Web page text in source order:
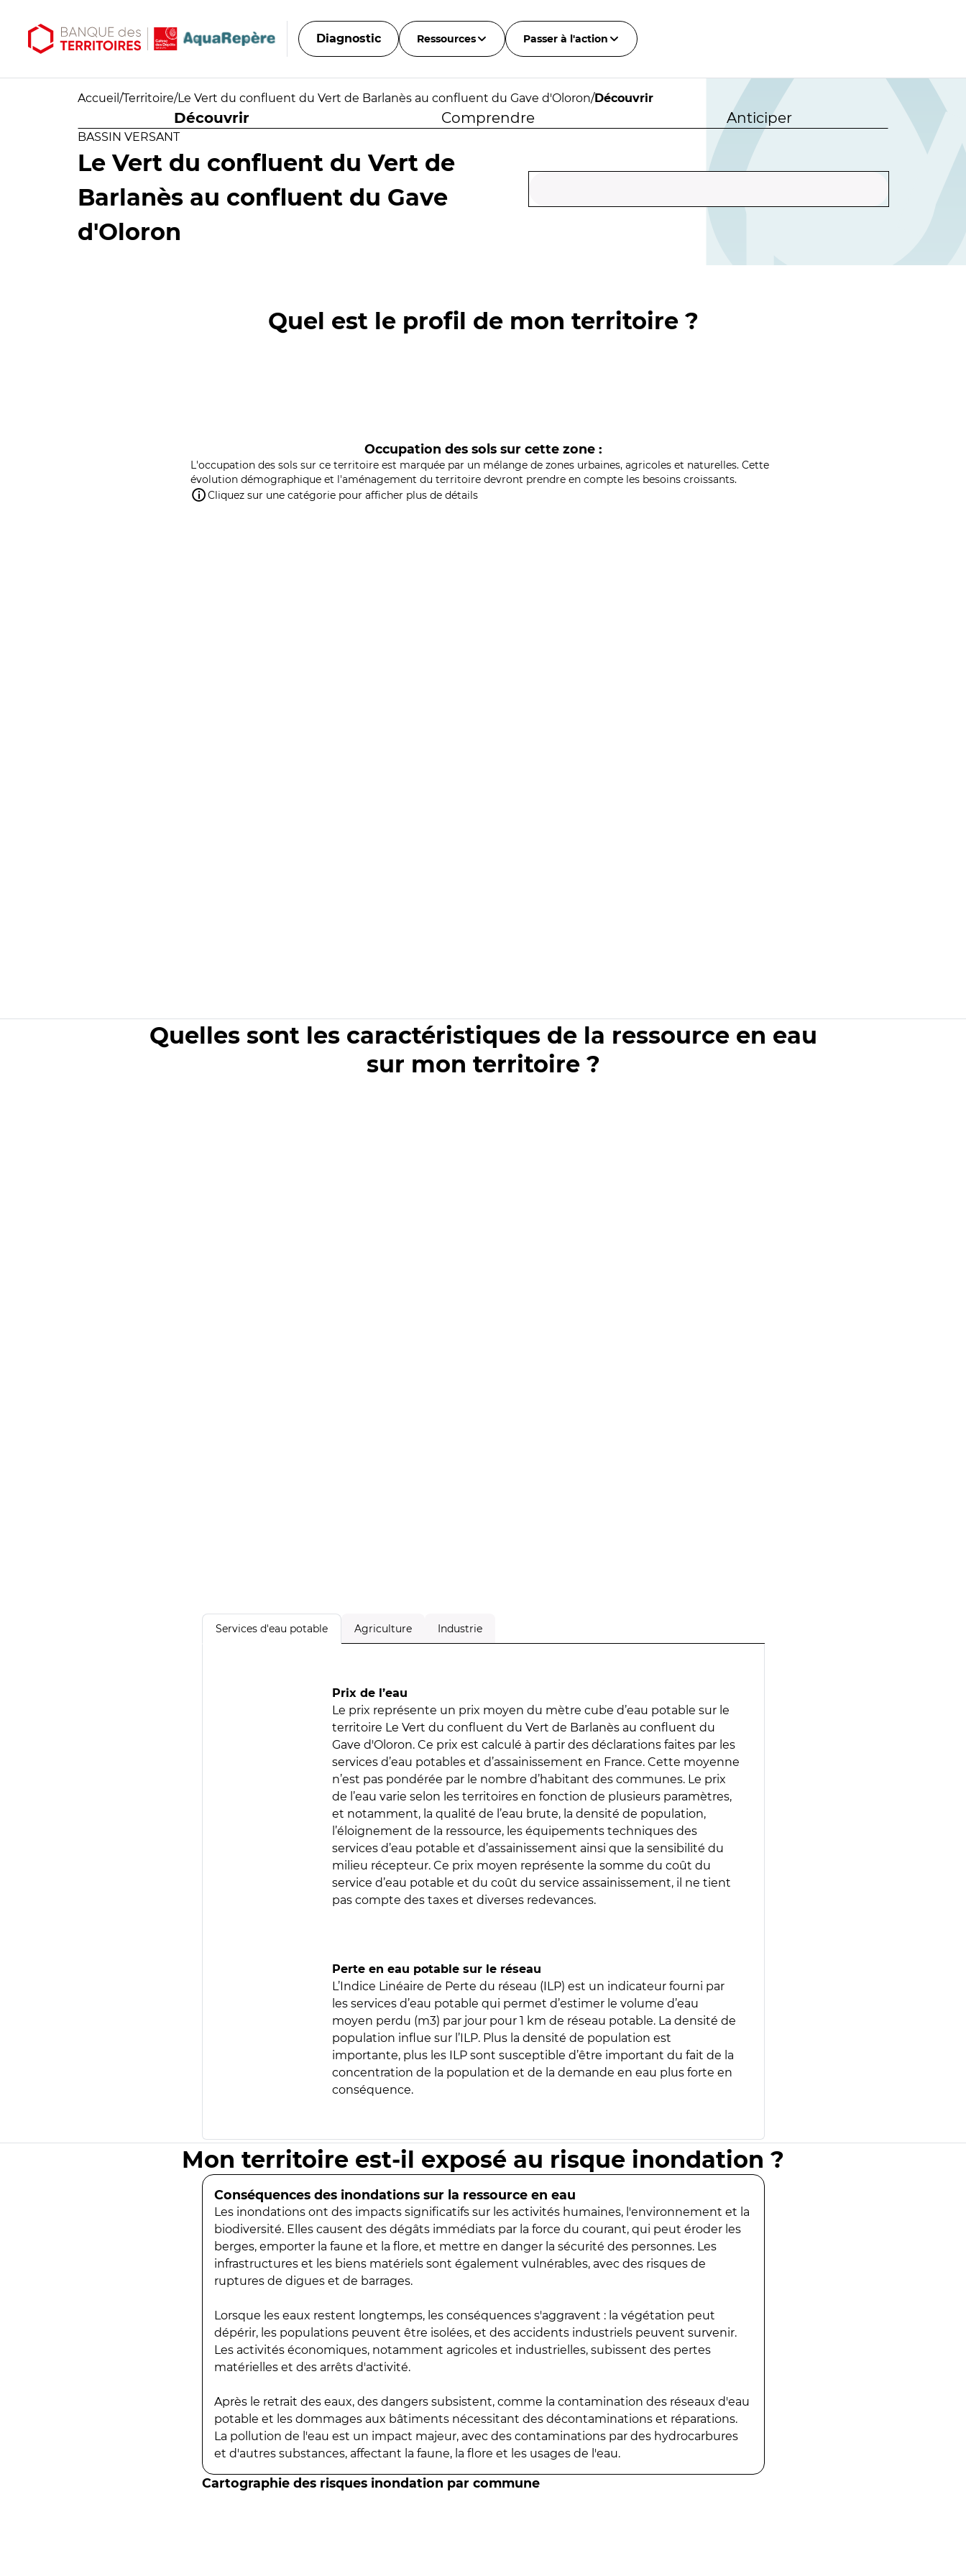
Diagnostic Ressources Passer à l'action
Accueil /Territoire/Le Vert du confluent du Vert de Barlanès au confluent du Gave d'Oloron/Découvrir
Découvrir Comprendre Anticiper
BASSIN VERSANT
Le Vert du confluent du Vert de
Barlanès au confluent du Gave
d'Oloron
Quel est le profil de mon territoire ?
Occupation des sols sur cette zone :
L'occupation des sols sur ce territoire est marquée par un mélange de zones urbaines, agricoles et naturelles. Cette
évolution démographique et l'aménagement du territoire devront prendre en compte les besoins croissants.
Cliquez sur une catégorie pour afficher plus de détails
Quelles sont les caractéristiques de la ressource en eau
sur mon territoire ?
Services d'eau potable Agriculture Industrie
Prix de l’eau
Le prix représente un prix moyen du mètre cube d’eau potable sur le
territoire Le Vert du confluent du Vert de Barlanès au confluent du
Gave d'Oloron. Ce prix est calculé à partir des déclarations faites par les
services d’eau potables et d’assainissement en France. Cette moyenne
n’est pas pondérée par le nombre d’habitant des communes. Le prix
de l’eau varie selon les territoires en fonction de plusieurs paramètres,
et notamment, la qualité de l’eau brute, la densité de population,
l’éloignement de la ressource, les équipements techniques des
services d’eau potable et d’assainissement ainsi que la sensibilité du
milieu récepteur. Ce prix moyen représente la somme du coût du
service d’eau potable et du coût du service assainissement, il ne tient
pas compte des taxes et diverses redevances.
Perte en eau potable sur le réseau
L’Indice Linéaire de Perte du réseau (ILP) est un indicateur fourni par
les services d’eau potable qui permet d’estimer le volume d’eau
moyen perdu (m3) par jour pour 1 km de réseau potable. La densité de
population influe sur l’ILP. Plus la densité de population est
importante, plus les ILP sont susceptible d’être important du fait de la
concentration de la population et de la demande en eau plus forte en
conséquence.
Mon territoire est-il exposé au risque inondation ?
Conséquences des inondations sur la ressource en eau
Les inondations ont des impacts significatifs sur les activités humaines, l'environnement et la
biodiversité. Elles causent des dégâts immédiats par la force du courant, qui peut éroder les
berges, emporter la faune et la flore, et mettre en danger la sécurité des personnes. Les
infrastructures et les biens matériels sont également vulnérables, avec des risques de
ruptures de digues et de barrages.
Lorsque les eaux restent longtemps, les conséquences s'aggravent : la végétation peut
dépérir, les populations peuvent être isolées, et des accidents industriels peuvent survenir.
Les activités économiques, notamment agricoles et industrielles, subissent des pertes
matérielles et des arrêts d'activité.
Après le retrait des eaux, des dangers subsistent, comme la contamination des réseaux d'eau
potable et les dommages aux bâtiments nécessitant des décontaminations et réparations.
La pollution de l'eau est un impact majeur, avec des contaminations par des hydrocarbures
et d'autres substances, affectant la faune, la flore et les usages de l'eau.
Cartographie des risques inondation par commune